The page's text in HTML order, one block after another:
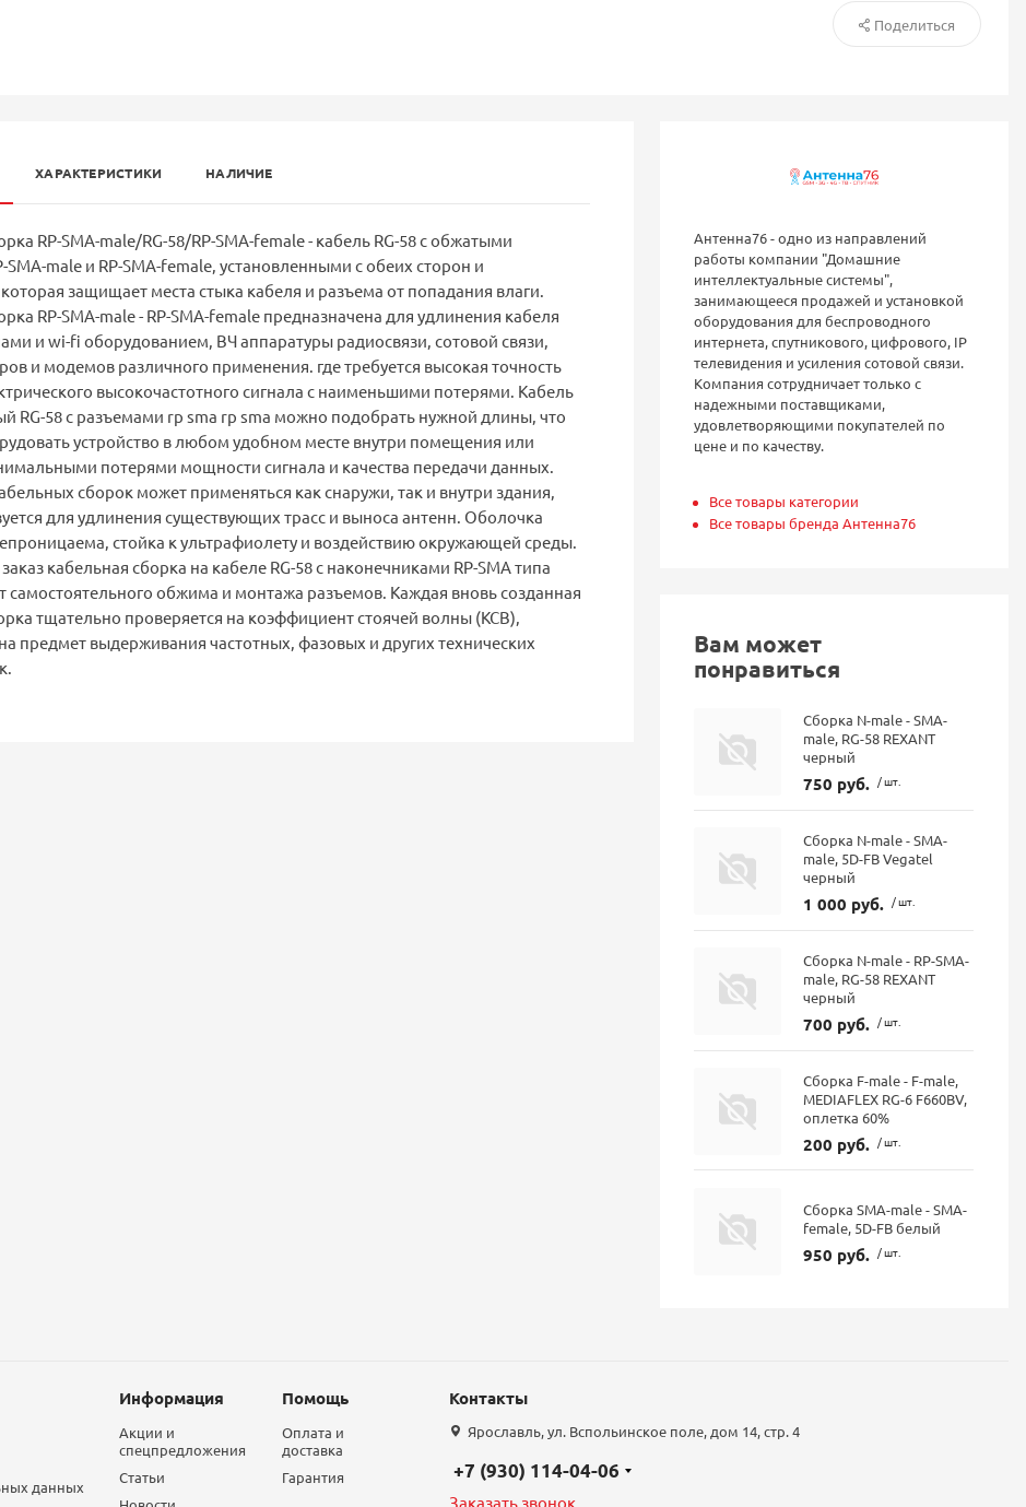
Поделиться
ХАРАКТЕРИСТИКИ НАЛИЧИЕ
RP-SMA-male/RG-58/RP-SMA-female - кабель RG-58 с обжатыми
SMA-male и RP-SMA-female, установленными с обеих сторон и
защищает места стыка кабеля и разъема от попадания влаги.
RP-SMA-male - RP-SMA-female предназначена для удлинения кабеля
и wi-fi оборудованием, ВЧ аппаратуры радиосвязи, сотовой связи,
и модемов различного применения. где требуется высокая точность
высокочастотного сигнала с наименьшими потерями. Кабель
RG-58 с разъемами rp sma rp sma можно подобрать нужной длины, что
устройство в любом удобном месте внутри помещения или
потерями мощности сигнала и качества передачи данных.
сборок может применяться как снаружи, так и внутри здания,
для удлинения существующих трасс и выноса антенн. Оболочка
стойка к ультрафиолету и воздействию окружающей среды.
кабельная сборка на кабеле RG-58 с наконечниками RP-SMA типа
самостоятельного обжима и монтажа разъемов. Каждая вновь созданная
тщательно проверяется на коэффициент стоячей волны (КСВ),
предмет выдерживания частотных, фазовых и других технических
Антенна76 - одно из направлений
работы компании "Домашние
интеллектуальные системы",
занимающееся продажей и установкой
оборудования для беспроводного
интернета, спутникового, цифрового, IP
телевидения и усиления сотовой связи.
Компания сотрудничает только с
надежными поставщиками,
удовлетворяющими покупателей по
цене и по качеству.
Все товары категории
Все товары бренда Антенна76
Вам может
понравиться
Сборка N-male - SMA-
male, RG-58 REXANT
черный
750 руб. / шт.
Сборка N-male - SMA-
male, 5D-FB Vegatel
черный
1 000 руб. / шт.
Сборка N-male - RP-SMA-
male, RG-58 REXANT
черный
700 руб. / шт.
Сборка F-male - F-male,
MEDIAFLEX RG-6 F660BV,
оплетка 60%
200 руб. / шт.
Сборка SMA-male - SMA-
female, 5D-FB белый
950 руб. / шт.
данных
Информация
Акции и
спецпредложения
Статьи
Помощь
Оплата и
доставка
Гарантия
Контакты
Ярославль, ул. Вспольинское поле, дом 14, стр. 4
+7 (930) 114-04-06
Заказать звонок